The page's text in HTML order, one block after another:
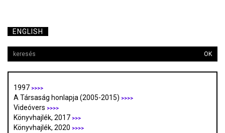
ENGLISH
OK
1997 >>>>
A Társaság honlapja (2005-2015) >>>>
Videóvers >>>>
Könyvhajlék, 2017 >>>
Könyvhajlék, 2020 >>>>